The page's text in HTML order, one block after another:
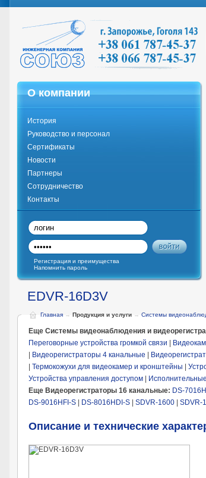
О компании
История
Руководство и персонал
Сертификаты
Новости
Партнеры
Сотрудничество
Контакты
Регистрация и преимущества
Напомнить пароль
EDVR-16D3V
Главная → Продукция и услуги → Системы
Еще Системы видеонаблюдения и
Переговорные устройства громкой связи
Видеорегистраторы 4 канальные
Термокожухи для видеокамер и кронштейны
Устройства управления доступом
Еще Видеорегистраторы 16 канальные: DS-
DS-9016HFI-S
DS-8016HDI-S SDVR-1600 SDVR-
Описание и технические